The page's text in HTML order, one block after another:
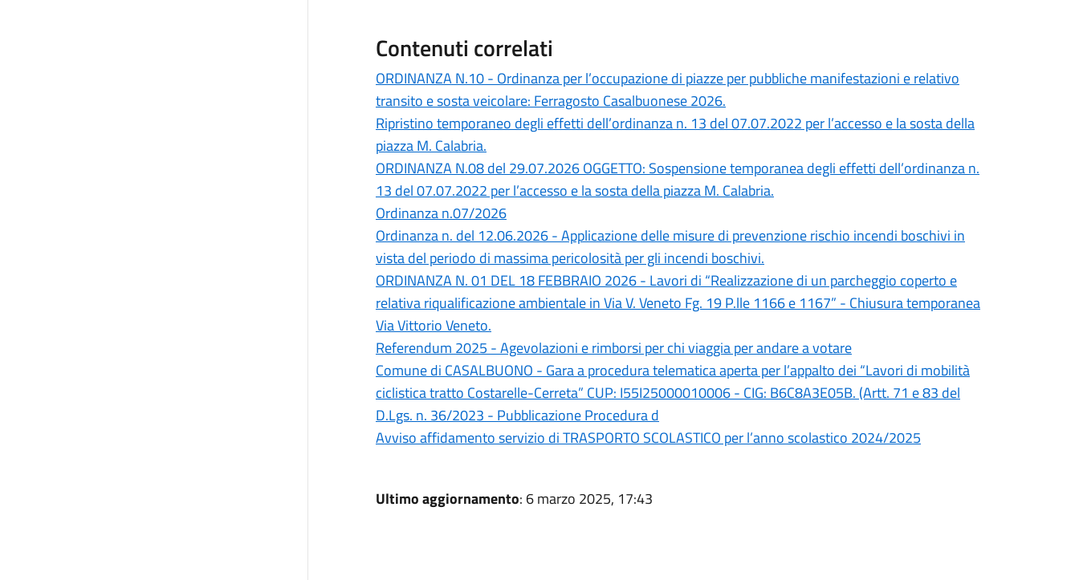
Contenuti correlati
ORDINANZA N.10 - Ordinanza per l’occupazione di piazze per pubbliche manifestazioni e relativo
transito e sosta veicolare: Ferragosto Casalbuonese 2026.
Ripristino temporaneo degli effetti dell’ordinanza n. 13 del 07.07.2022 per l’accesso e la sosta della
piazza M. Calabria.
ORDINANZA N.08 del 29.07.2026 OGGETTO: Sospensione temporanea degli effetti dell’ordinanza n.
13 del 07.07.2022 per l’accesso e la sosta della piazza M. Calabria.
Ordinanza n.07/2026
Ordinanza n. del 12.06.2026 - Applicazione delle misure di prevenzione rischio incendi boschivi in
vista del periodo di massima pericolosità per gli incendi boschivi.
ORDINANZA N. 01 DEL 18 FEBBRAIO 2026 - Lavori di “Realizzazione di un parcheggio coperto e
relativa riqualificazione ambientale in Via V. Veneto Fg. 19 P.lle 1166 e 1167” - Chiusura temporanea
Via Vittorio Veneto.
Referendum 2025 - Agevolazioni e rimborsi per chi viaggia per andare a votare
Comune di CASALBUONO - Gara a procedura telematica aperta per l’appalto dei “Lavori di mobilità
ciclistica tratto Costarelle-Cerreta” CUP: I55I25000010006 - CIG: B6C8A3E05B. (Artt. 71 e 83 del
D.Lgs. n. 36/2023 - Pubblicazione Procedura d
Avviso affidamento servizio di TRASPORTO SCOLASTICO per l’anno scolastico 2024/2025
Ultimo aggiornamento: 6 marzo 2025, 17:43